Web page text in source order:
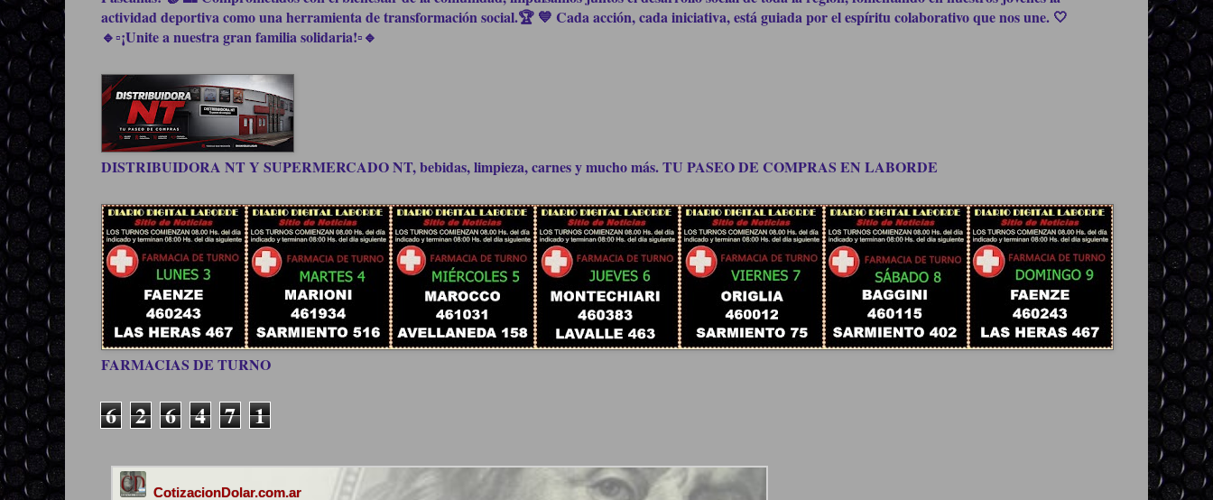
actividad deportiva como una herramienta de transformación social.🏆 💙 Cada acción, cada iniciativa, está guiada por el espíritu colaborativo que nos une. 🤍
🔹▫️¡Unite a nuestra gran familia solidaria!▫️🔹
DISTRIBUIDORA NT Y SUPERMERCADO NT, bebidas, limpieza, carnes y mucho más. TU PASEO DE COMPRAS EN LABORDE
FARMACIAS DE TURNO
6 2 6 4 7 1